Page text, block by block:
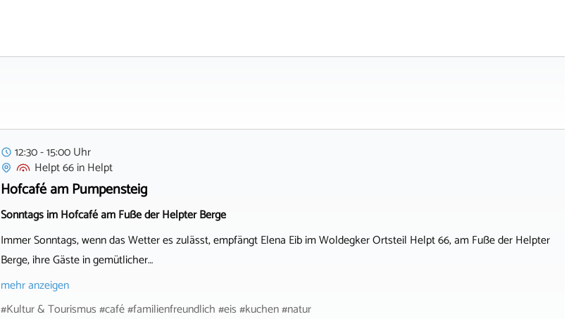
12:30 - 15:00 Uhr
Helpt 66inHelpt
Hofcafé am Pumpensteig
Sonntags im Hofcafé am Fuße der Helpter Berge
Immer Sonntags, wenn das Wetter es zulässt, empfängt Elena Eib im Woldegker Ortsteil Helpt 66, am Fuße der Helpter
Berge, ihre Gäste in gemütlicher…
mehr anzeigen
#Kultur & Tourismus #café #familienfreundlich #eis #kuchen #natur